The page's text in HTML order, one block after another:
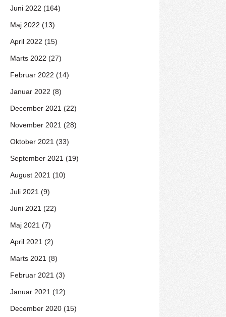
Juni 2022 (164)
Maj 2022 (13)
April 2022 (15)
Marts 2022 (27)
Februar 2022 (14)
Januar 2022 (8)
December 2021 (22)
November 2021 (28)
Oktober 2021 (33)
September 2021 (19)
August 2021 (10)
Juli 2021 (9)
Juni 2021 (22)
Maj 2021 (7)
April 2021 (2)
Marts 2021 (8)
Februar 2021 (3)
Januar 2021 (12)
December 2020 (15)